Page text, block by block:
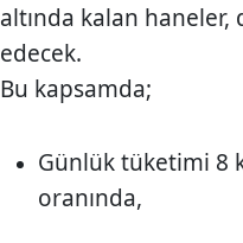
altında kalan
edecek.
Bu kapsamda;
Günlük tüketimi 8
oranında,